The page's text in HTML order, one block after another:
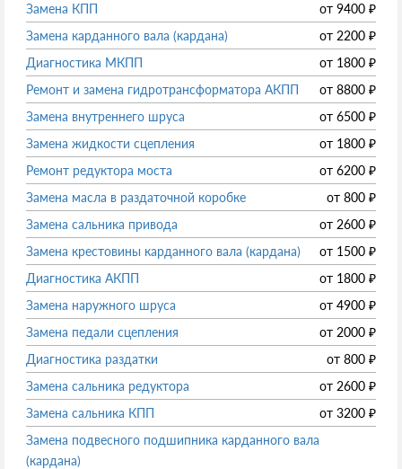
Замена КПП
от 9400 ₽
Замена карданного вала (кардана)
от 2200 ₽
Диагностика МКПП
от 1800 ₽
Ремонт и замена гидротрансформатора АКПП
от 8800 ₽
Замена внутреннего шруса
от 6500 ₽
Замена жидкости сцепления
от 1800 ₽
Ремонт редуктора моста
от 6200 ₽
Замена масла в раздаточной коробке
от 800 ₽
Замена сальника привода
от 2600 ₽
Замена крестовины карданного вала (кардана)
от 1500 ₽
Диагностика АКПП
от 1800 ₽
Замена наружного шруса
от 4900 ₽
Замена педали сцепления
от 2000 ₽
Диагностика раздатки
от 800 ₽
Замена сальника редуктора
от 2600 ₽
Замена сальника КПП
от 3200 ₽
Замена подвесного подшипника карданного вала
(кардана)